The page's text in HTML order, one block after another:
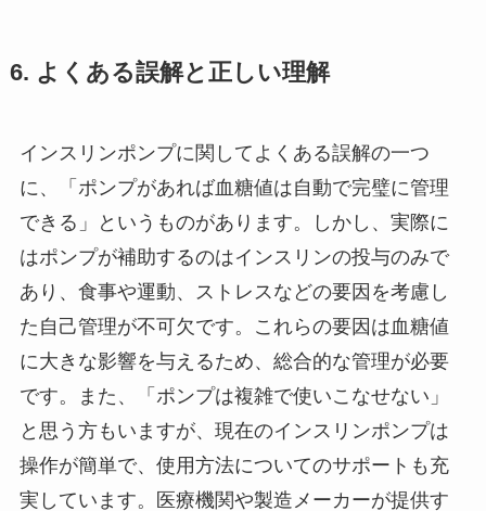
6. よくある誤解と正しい理解
インスリンポンプに関してよくある誤解の一つ
に、「ポンプがあれば血糖値は自動で完璧に管理
できる」というものがあります。しかし、実際に
はポンプが補助するのはインスリンの投与のみで
あり、食事や運動、ストレスなどの要因を考慮し
た自己管理が不可欠です。これらの要因は血糖値
に大きな影響を与えるため、総合的な管理が必要
です。また、「ポンプは複雑で使いこなせない」
と思う方もいますが、現在のインスリンポンプは
操作が簡単で、使用方法についてのサポートも充
実しています。医療機関や製造メーカーが提供す